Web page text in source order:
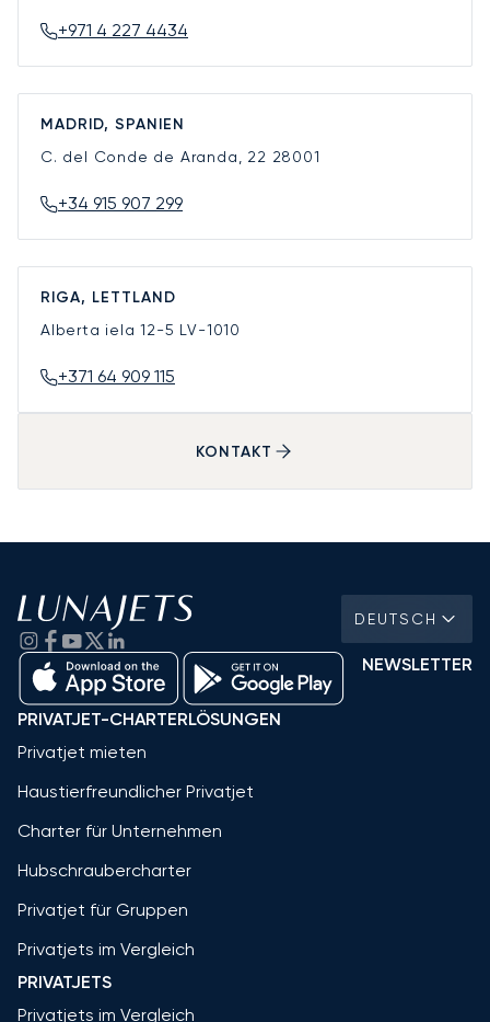
+971 4 227 4434
MADRID, SPANIEN
C. del Conde de Aranda, 22 28001
+34 915 907 299
RIGA, LETTLAND
Alberta iela 12-5 LV-1010
+371 64 909 115
KONTAKT
DEUTSCH
NEWSLETTER
PRIVATJET-CHARTERLÖSUNGEN
Privatjet mieten
Haustierfreundlicher Privatjet
Charter für Unternehmen
Hubschraubercharter
Privatjet für Gruppen
Privatjets im Vergleich
PRIVATJETS
Privatjets im Vergleich